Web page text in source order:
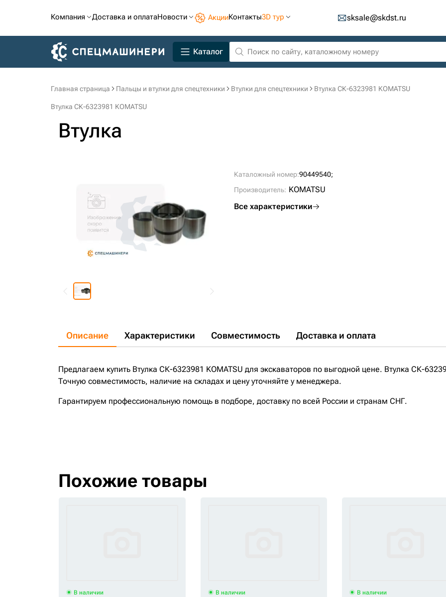
Компания Доставка и оплатаНовости АкцииКонтакты3D тур sksale@skdst.ru
Каталог
Главная страница Пальцы и втулки для спецтехники Втулки для спецтехники Втулка СК-6323981 KOMATSU
Втулка СК-6323981 KOMATSU
Втулка
Каталожный номер:90449540;
Производитель: KOMATSU
Все характеристики
Описание Характеристики Совместимость Доставка и оплата
Предлагаем купить Втулка СК-6323981 KOMATSU для экскаваторов по выгодной цене. Втулка СК-
Точную совместимость, наличие на складах и цену уточняйте у менеджера.
Гарантируем профессиональную помощь в подборе, доставку по всей России и странам СНГ.
Похожие товары
В наличии
В наличии
В наличии